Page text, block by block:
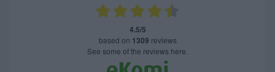
4.5/5
based on 1309 reviews
see some of the reviews here.